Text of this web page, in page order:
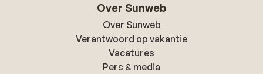
Over Sunweb
Over Sunweb
Verantwoord op vakantie
Vacatures
Pers & media